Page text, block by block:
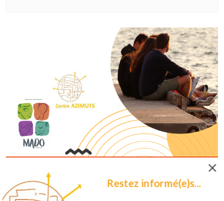
9 septembre 2022
Stage pour adolescents : Expérimenter
un autre rapport à soi et à l’autre
Restez informé(e)s...